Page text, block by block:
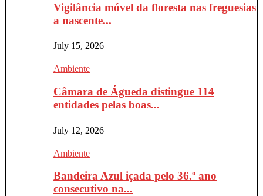
Vigilância móvel da floresta nas freguesias
a nascente...
July 15, 2026
Ambiente
Câmara de Águeda distingue 114
entidades pelas boas...
July 12, 2026
Ambiente
Bandeira Azul içada pelo 36.º ano
consecutivo na...